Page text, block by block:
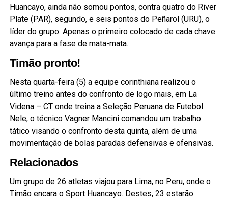
Huancayo, ainda não somou pontos, contra quatro do River
Plate (PAR), segundo, e seis pontos do Peñarol (URU), o
líder do grupo. Apenas o primeiro colocado de cada chave
avança para a fase de mata-mata.
Timão pronto!
Nesta quarta-feira (5) a equipe corinthiana realizou o
último treino antes do confronto de logo mais, em La
Videna – CT onde treina a Seleção Peruana de Futebol.
Nele, o técnico Vagner Mancini comandou um trabalho
tático visando o confronto desta quinta, além de uma
movimentação de bolas paradas defensivas e ofensivas.
Relacionados
Um grupo de 26 atletas viajou para Lima, no Peru, onde o
Timão encara o Sport Huancayo. Destes, 23 estarão